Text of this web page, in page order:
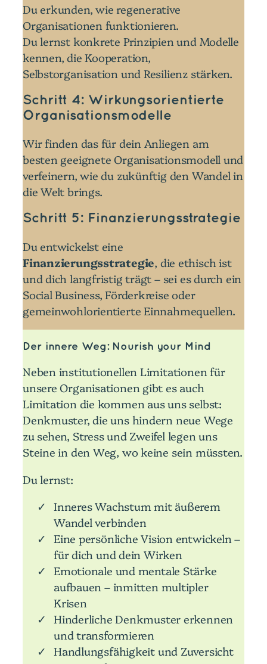
Du erkunden, wie regenerative
Organisationen funktionieren.
Du lernst konkrete Prinzipien und Modelle
kennen, die Kooperation,
Selbstorganisation und Resilienz stärken.
Schritt 4: Wirkungsorientierte
Organisationsmodelle
Wir finden das für dein Anliegen am
besten geeignete Organisationsmodell und
verfeinern, wie du zukünftig den Wandel in
die Welt brings.
Schritt 5: Finanzierungsstrategie
Du entwickelst eine
Finanzierungsstrategie, die ethisch ist
und dich langfristig trägt – sei es durch ein
Social Business, Förderkreise oder
gemeinwohlorientierte Einnahmequellen.
Der innere Weg: Nourish your Mind
Neben institutionellen Limitationen für
unsere Organisationen gibt es auch
Limitation die kommen aus uns selbst:
Denkmuster, die uns hindern neue Wege
zu sehen, Stress und Zweifel legen uns
Steine in den Weg, wo keine sein müssten.
Du lernst:
Inneres Wachstum mit äußerem
Wandel verbinden
Eine persönliche Vision entwickeln –
für dich und dein Wirken
Emotionale und mentale Stärke
aufbauen – inmitten multipler
Krisen
Hinderliche Denkmuster erkennen
und transformieren
Handlungsfähigkeit und Zuversicht